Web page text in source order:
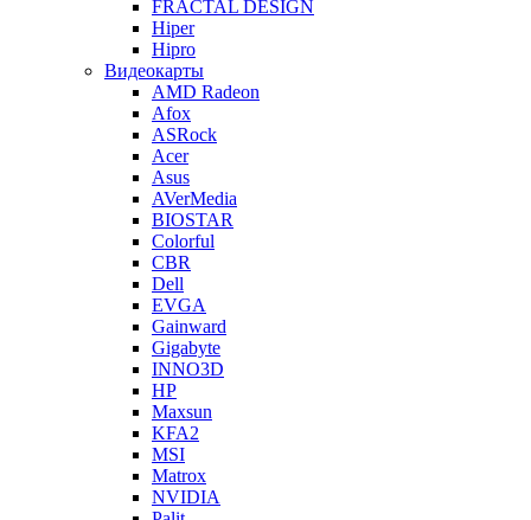
FRACTAL DESIGN
Hiper
Hipro
Видеокарты
AMD Radeon
Afox
ASRock
Acer
Asus
AVerMedia
BIOSTAR
Colorful
CBR
Dell
EVGA
Gainward
Gigabyte
INNO3D
HP
Maxsun
KFA2
MSI
Matrox
NVIDIA